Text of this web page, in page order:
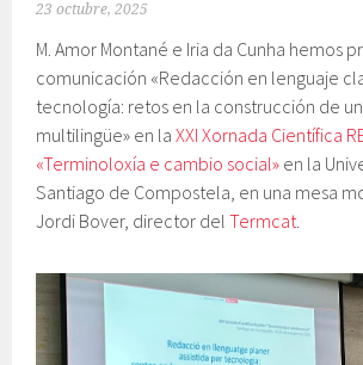
23 octubre, 2025
M. Amor Montané e Iria da Cunha hemos
comunicación «Redacción en lenguaje
tecnología: retos en la construcción de
multilingüe» en laXXI Xornada Científica
«Terminoloxía e cambio social» en la
Santiago de Compostela, en una mesa
Jordi Bover, director delTermcat.